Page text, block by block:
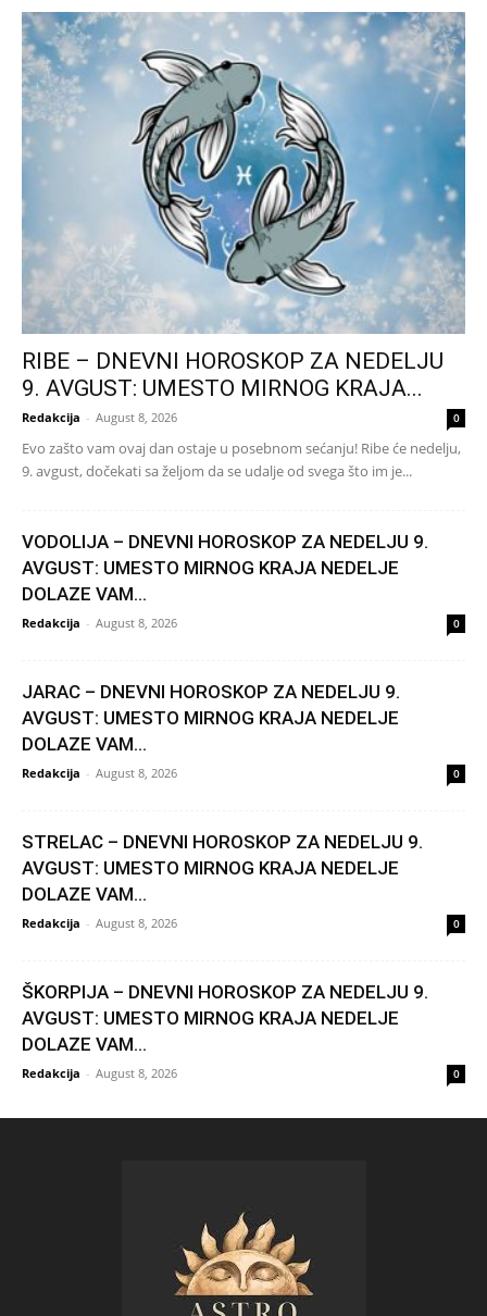
RIBE – DNEVNI HOROSKOP ZA NEDELJU
9. AVGUST: UMESTO MIRNOG KRAJA...
Redakcija - August 8, 2026 0
Evo zašto vam ovaj dan ostaje u posebnom sećanju! Ribe će nedelju,
9. avgust, dočekati sa željom da se udalje od svega što im je...
VODOLIJA – DNEVNI HOROSKOP ZA NEDELJU 9.
AVGUST: UMESTO MIRNOG KRAJA NEDELJE
DOLAZE VAM...
Redakcija - August 8, 2026 0
JARAC – DNEVNI HOROSKOP ZA NEDELJU 9.
AVGUST: UMESTO MIRNOG KRAJA NEDELJE
DOLAZE VAM...
Redakcija - August 8, 2026 0
STRELAC – DNEVNI HOROSKOP ZA NEDELJU 9.
AVGUST: UMESTO MIRNOG KRAJA NEDELJE
DOLAZE VAM...
Redakcija - August 8, 2026 0
ŠKORPIJA – DNEVNI HOROSKOP ZA NEDELJU 9.
AVGUST: UMESTO MIRNOG KRAJA NEDELJE
DOLAZE VAM...
Redakcija - August 8, 2026 0